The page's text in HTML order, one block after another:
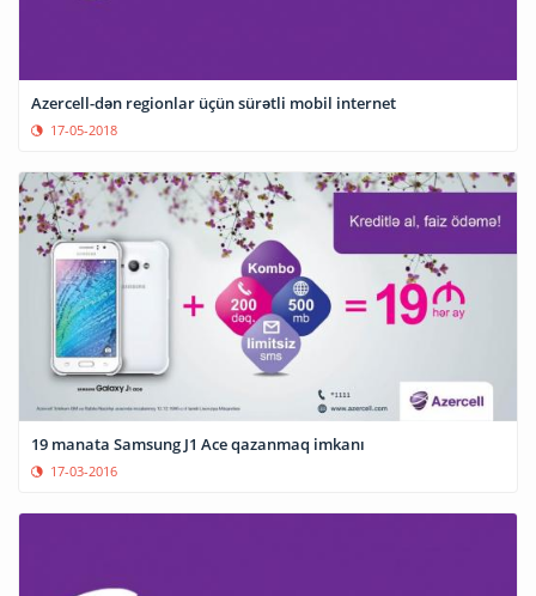
Azercell-dən regionlar üçün sürətli mobil internet
17-05-2018
19 manata Samsung J1 Ace qazanmaq imkanı
17-03-2016